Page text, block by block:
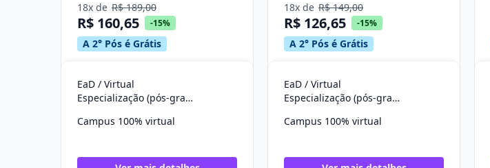
18x de R$ 189,00
R$ 160,65 -15%
A 2° Pós é Grátis
EaD / Virtual
Especialização (pós-graduação)
Campus 100% virtual
18x de R$ 149,00
R$ 126,65 -15%
A 2° Pós é Grátis
EaD / Virtual
Especialização (pós-graduação)
Campus 100% virtual